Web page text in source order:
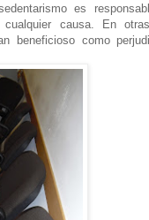
es
cualquier causa. En
beneficioso como